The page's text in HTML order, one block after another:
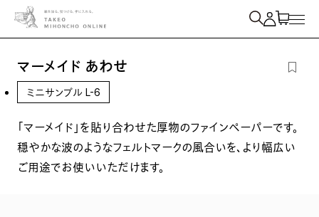
紙を検索
マーメイド あわせ
ミニサンプル L-6
「マーメイド」を貼り合わせた厚物のファインペーパーです。
穏やかな波のようなフェルトマークの風合いを、より幅広い
ご用途でお使いいただけます。